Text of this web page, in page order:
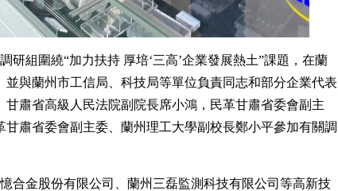
研組圍繞“加力扶持 厚培‘三高’企業發展熱土”課題，在蘭
與蘭州市工信局、科技局等單位負責同志和部分企業代表
肅省高級人民法院副院長席小鴻，民革甘肅省委會副主
肅省委會副主委、蘭州理工大學副校長鄭小平參加有關調
合金股份有限公司、蘭州三磊監測科技有限公司等高新技